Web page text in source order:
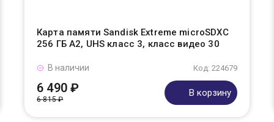
Карта памяти Sandisk Extreme microSDXC
256 ГБ A2, UHS класс 3, класс видео 30
Код: 224679
В наличии
6 490 ₽
6 815 ₽
В корзину